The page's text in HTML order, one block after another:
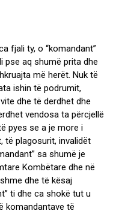
fjali ty, o “komandant”
pse aq shumë prita dhe
më herët. Nuk të
ishin të podrumit,
dhe të derdhet dhe
vendosa ta përcjellë
pyes se a je more i
të plagosurit, invalidët
sa shumë je
Kombëtare dhe në
dhe të kësaj
ti dhe ca shokë tut u
komandantave të